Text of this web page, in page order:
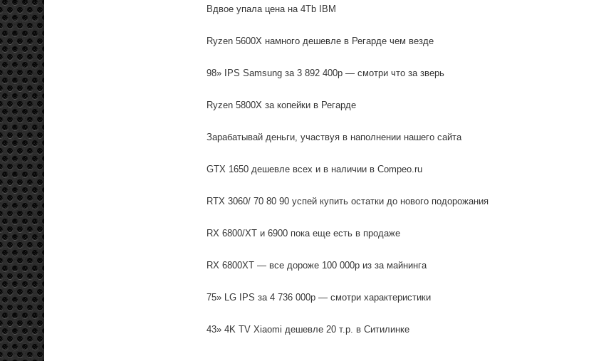
Вдвое упала цена на 4Tb IBM
Ryzen 5600X намного дешевле в Регарде чем везде
98» IPS Samsung за 3 892 400р — смотри что за зверь
Ryzen 5800X за копейки в Регарде
Зарабатывай деньги, участвуя в наполнении нашего сайта
GTX 1650 дешевле всех и в наличии в Compeo.ru
RTX 3060/ 70 80 90 успей купить остатки до нового подорожания
RX 6800/XT и 6900 пока еще есть в продаже
RX 6800XT — все дороже 100 000р из за майнинга
75» LG IPS за 4 736 000р — смотри характеристики
43» 4K TV Xiaomi дешевле 20 т.р. в Ситилинке